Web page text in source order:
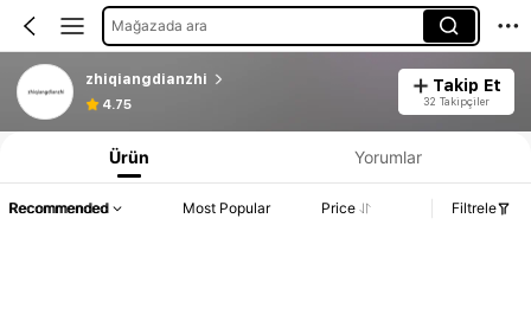
Mağazada ara
zhiqiangdianzhi
4.75
Takip Et
32 Takipçiler
Ürün Yorumlar
Recommended Most Popular Price Filtrele